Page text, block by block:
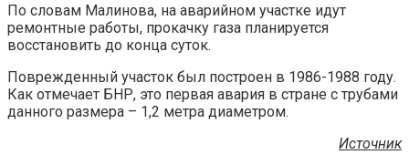
По словам Малинова, на аварийном участке идут
ремонтные работы, прокачку газа планируется
восстановить до конца суток.
Поврежденный участок был построен в 1986-1988 году.
Как отмечает БНР, это первая авария в стране с трубами
данного размера – 1,2 метра диаметром.
Источник